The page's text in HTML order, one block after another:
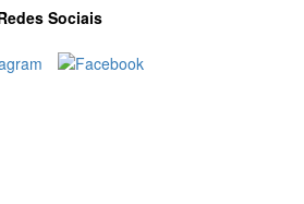
Sociais